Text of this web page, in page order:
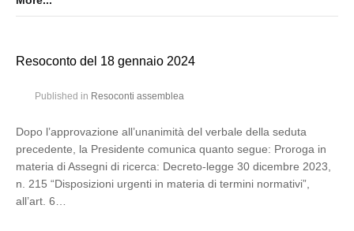
Resoconto del 18 gennaio 2024
Published in Resoconti assemblea
Dopo l’approvazione all’unanimità del verbale della seduta
precedente, la Presidente comunica quanto segue: Proroga in
materia di Assegni di ricerca: Decreto-legge 30 dicembre 2023,
n. 215 “Disposizioni urgenti in materia di termini normativi”,
all’art. 6…